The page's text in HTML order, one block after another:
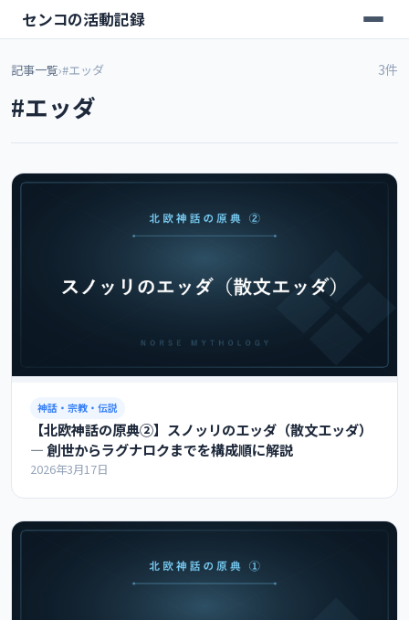
センコの活動記録
記事一覧›#エッダ
#エッダ
3件
神話・宗教・伝説
【北欧神話の原典②】スノッリのエッダ（散文エッダ）
― 創世からラグナロクまでを構成順に解説
2026年3月17日